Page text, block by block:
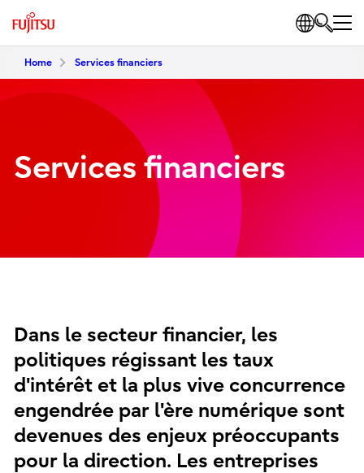
Home Services financiers
Services financiers
Dans le secteur financier, les
politiques régissant les taux
d'intérêt et la plus vive concurrence
engendrée par l'ère numérique sont
devenues des enjeux préoccupants
pour la direction. Les entreprises